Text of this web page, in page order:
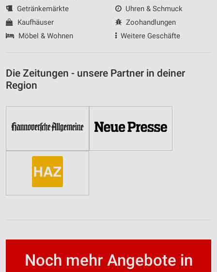
Getränkemärkte
Kaufhäuser
Möbel & Wohnen
Uhren & Schmuck
Zoohandlungen
Weitere Geschäfte
Die Zeitungen - unsere Partner in deiner
Region
Noch mehr Angebote in